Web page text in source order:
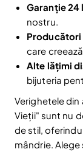
Fii la
la
Am citit
Garanție 24
nostru.
care
Alte lățimi
bijuteria
Verighetele din
Vieții" sunt nu
de stil,
mândrie.